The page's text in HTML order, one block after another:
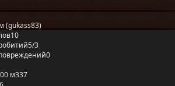
(gukass83)
10
5/3
0
м337